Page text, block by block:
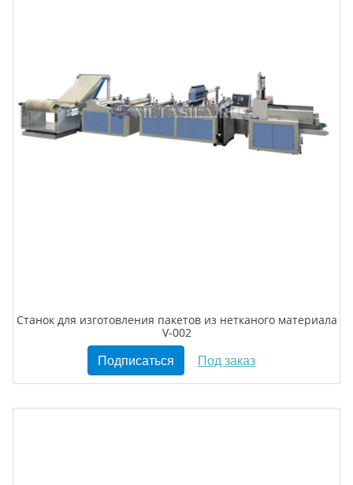
Станок для изготовления пакетов из нетканого материала
V-002
Подписаться Под заказ